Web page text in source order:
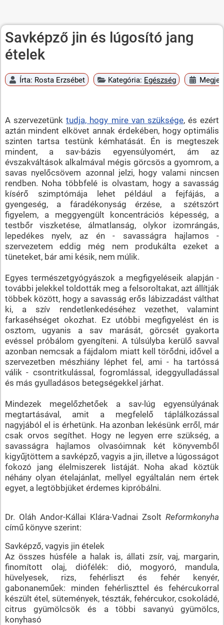
Savképző jin és lúgosító jang
ételek
Írta: Rosta Erzsébet Kategória: Egészség
A szervezetünktudja, hogy mire van szüksége, és ezért
aztán mindent elkövet annak érdekében, hogy optimális
szinten tartsa testünk kémhatását. Én is megteszek
mindent, a sav-bázis egyensúlyomért, ám az
évszakváltások alkalmával mégis görcsös a gyomrom, a
savas nyelőcsövem azonnal jelzi, hogy valami nincsen
rendben. Noha többfelé is olvastam, hogy a savasság
kísérő szimptómája lehet például a fejfájás, a
gyengeség, a fáradékonyság érzése, a szétszórt
figyelem, a meggyengült koncentrációs képesség, a
testbőr viszketése, álmatlanság, olykor izomrángás,
lepedékes nyelv, az én - savasságra hajlamos -
szervezetem eddig még nem produkálta ezeket a
tüneteket, bár ami késik, nem múlik.
Egyes természetgyógyászok a megfigyeléseik alapján -
további jelekkel toldották meg a felsoroltakat, azt állítják
többek között, hogy a savasság erős lábizzadást válthat
ki, a szív rendetlenkedéséhez vezethet, valamint
farkaséhséget okozhat. Ez utóbbi megfigyelést én is
osztom, ugyanis a sav marását, görcsét gyakorta
evéssel próbálom gyengíteni. A túlsúlyba kerülő savval
azonban nemcsak a fájdalom miatt kell törődni, idővel a
szervezetben mészhiány léphet fel, ami - ha tartóssá
válik - csontritkulással, fogromlással, ideggyulladással
és más gyulladásos betegségekkel járhat.
Mindezek megelőzhetőek a sav-lúg egyensúlyának
megtartásával, amit a megfelelő táplálkozással
nagyjából el is érhetünk. Ha azonban lekésünk erről, már
csak orvos segíthet. Hogy ne legyen erre szükség, a
savasságra hajlamos olvasóimnak két könyvemből
kigyűjtöttem a savképző, vagyis a jin, illetve a lúgosságot
fokozó jang élelmiszerek listáját. Noha akad köztük
néhány olyan ételajánlat, mellyel egyáltalán nem értek
egyet, a legtöbbjüket érdemes kipróbálni.
Dr. Oláh Andor-Kállai Klára-Vadnai ZsoltReformkonyha
című könyve szerint:
Savképző, vagyis jin ételek
Az összes húsféle a halak is, állati zsír, vaj, margarin,
finomított olaj, diófélék: dió, mogyoró, mandula,
hüvelyesek, rizs, fehérliszt és fehér kenyér,
gabonaneműek: minden fehérliszttel és fehércukorral
készült étel, sütemények, tészták, fehércukor, csokoládé,
citrus gyümölcsök és a többi savanyú gyümölcs,
konyhasó